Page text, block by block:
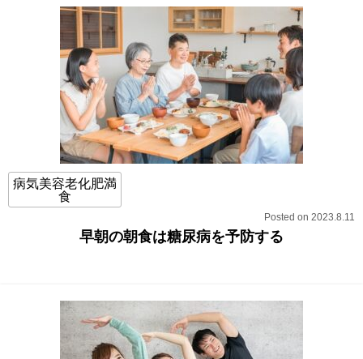
病気美容老化肥満
食
Posted on 2023.8.11
早朝の朝食は糖尿病を予防する